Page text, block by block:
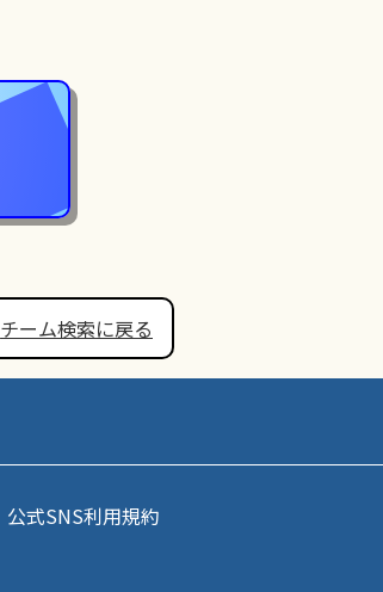
チーム検索に戻る
公式SNS利用規約